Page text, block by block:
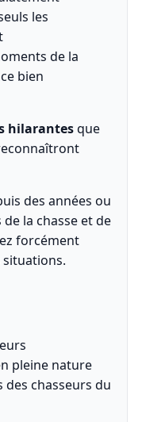
les
de la
bien
hilarantesque
des années ou
la chasse et de
forcément
pleine nature
chasseurs du